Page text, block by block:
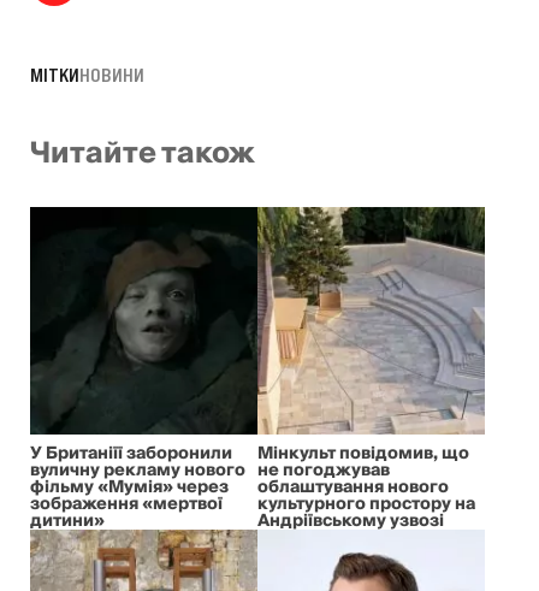
МІТКИНОВИНИ
Читайте також
У Британіїї заборонили
вуличну рекламу нового
фільму «Мумія» через
зображення «мертвої
дитини»
Мінкульт повідомив, що
не погоджував
облаштування нового
культурного простору на
Андріївському узвозі